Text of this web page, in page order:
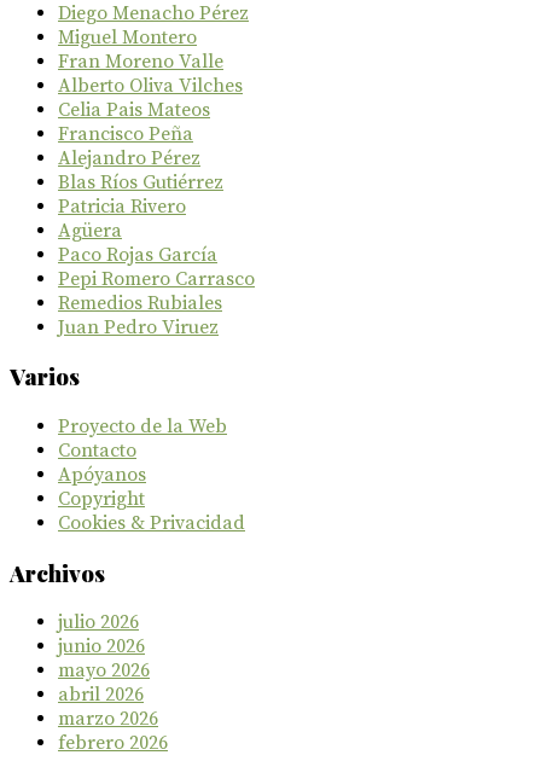
Diego Menacho Pérez
Miguel Montero
Fran Moreno Valle
Alberto Oliva Vilches
Celia Pais Mateos
Francisco Peña
Alejandro Pérez
Blas Ríos Gutiérrez
Patricia Rivero
Agüera
Paco Rojas García
Pepi Romero Carrasco
Remedios Rubiales
Juan Pedro Viruez
Varios
Proyecto de la Web
Contacto
Apóyanos
Copyright
Cookies & Privacidad
Archivos
julio 2026
junio 2026
mayo 2026
abril 2026
marzo 2026
febrero 2026